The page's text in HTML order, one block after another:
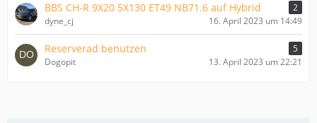
BBS CH-R 9X20 5X130 ET49 NB71.6 auf Hybrid
2
dyne_cj
16. April 2023 um 14:49
Reserverad benutzen
5
Dogopit
13. April 2023 um 22:21